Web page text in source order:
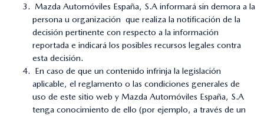
Mazda Automóviles España, S.A informará sin demora a la
persona u organización que realiza la notificación de la
decisión pertinente con respecto a la información
reportada e indicará los posibles recursos legales contra
esta decisión.
En caso de que un contenido infrinja la legislación
aplicable, el reglamento o las condiciones generales de
uso de este sitio web y Mazda Automóviles España, S.A
tenga conocimiento de ello (por ejemplo, a través de un